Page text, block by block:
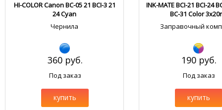
HI-COLOR Canon BC-05 21 BCI-3 21
24 Cyan
Чернила
360 руб.
Под заказ
купить
INK-MATE BCI-21 BCI-24
BC-31 Color
Заправочный
190 руб.
Под заказ
купить